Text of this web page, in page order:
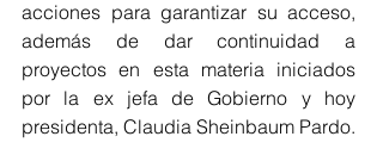
acciones para garantizar su acceso,
además de dar continuidad a
proyectos en esta materia iniciados
por la ex jefa de Gobierno y hoy
presidenta, Claudia Sheinbaum Pardo.